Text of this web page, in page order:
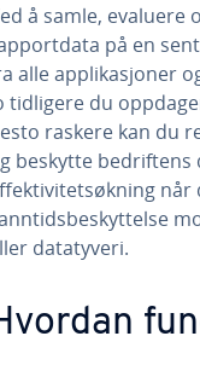
å samle, evaluere
på en
alle applikasjoner
tidligere du
raskere kan du
beskytte bedriftens
når
datatyveri.